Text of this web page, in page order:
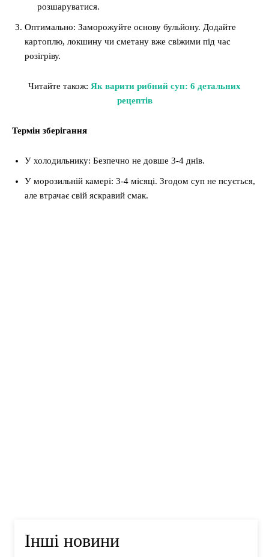
розшаруватися.
Оптимально: Заморожуйте основу бульйону. Додайте
картоплю, локшину чи сметану вже свіжими під час
розігріву.
Читайте також: Як варити рибний суп: 6 детальних
рецептів
Термін зберігання
У холодильнику: Безпечно не довше 3-4 днів.
У морозильній камері: 3-4 місяці. Згодом суп не псується,
але втрачає свій яскравий смак.
Інші новини